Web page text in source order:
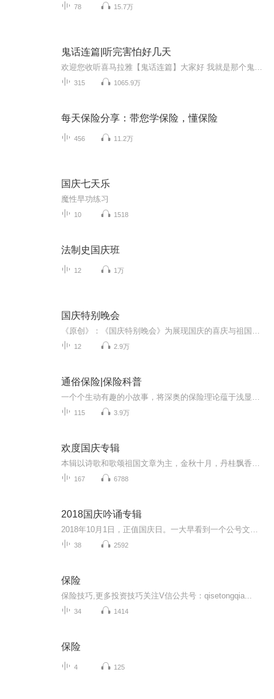
78 15.7万
鬼话连篇|听完害怕好几天
315 1065.9万
每天保险分享：带您学保险，懂保险
456 11.2万
国庆七天乐
魔性早功练习
10 1518
法制史国庆班
12 1万
国庆特别晚会
12 2.9万
通俗保险|保险科普
115 3.9万
欢度国庆专辑
167 6788
2018国庆吟诵专辑
38 2592
保险
保险技巧,更多投资技巧关注V信公共号：qisetongqia...
34 1414
保险
4 125